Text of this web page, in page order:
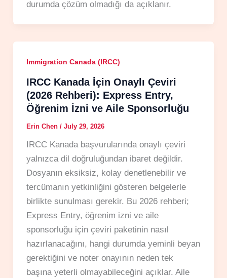
durumda çözüm olmadığı da açıklanır.
Immigration Canada (IRCC)
IRCC Kanada İçin Onaylı Çeviri
(2026 Rehberi): Express Entry,
Öğrenim İzni ve Aile Sponsorluğu
Erin Chen / July 29, 2026
IRCC Kanada başvurularında onaylı çeviri
yalnızca dil doğruluğundan ibaret değildir.
Dosyanın eksiksiz, kolay denetlenebilir ve
tercümanın yetkinliğini gösteren belgelerle
birlikte sunulması gerekir. Bu 2026 rehberi;
Express Entry, öğrenim izni ve aile
sponsorluğu için çeviri paketinin nasıl
hazırlanacağını, hangi durumda yeminli beyan
gerektiğini ve noter onayının neden tek
başına yeterli olmayabileceğini açıklar. Aile